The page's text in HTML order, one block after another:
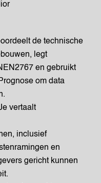
de technische
legt
en gebruikt
om data
vertaalt
inclusief
en
gericht kunnen